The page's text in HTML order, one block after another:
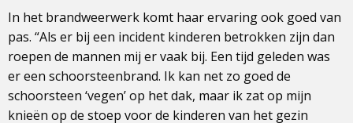
In het brandweerwerk komt haar ervaring ook goed van
pas. “Als er bij een incident kinderen betrokken zijn dan
roepen de mannen mij er vaak bij. Een tijd geleden was
er een schoorsteenbrand. Ik kan net zo goed de
schoorsteen ‘vegen’ op het dak, maar ik zat op mijn
knieën op de stoep voor de kinderen van het gezin